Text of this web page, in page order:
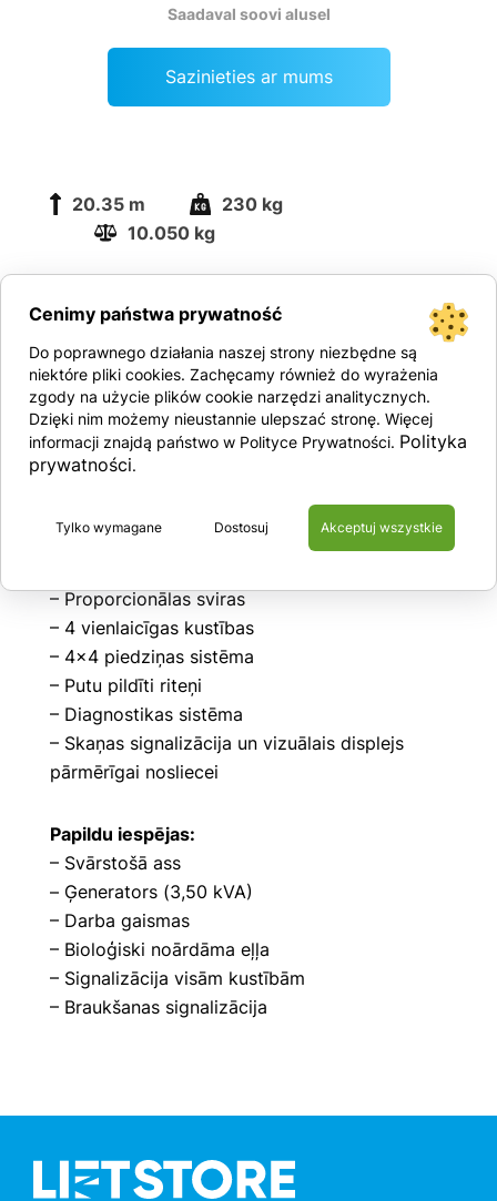
Saadaval soovi alusel
Sazinieties ar mums
20.35 m
230 kg
10.050 kg
Tehniskās specifikācijas:
– Pārkare: 12,00 m
– Celtspēja: 230 kg
– Pacelšanas platums: 2,40 m
– Pacelšanas augstums: 2,70 m
– Pacelšanas garums: 8,50 m
– Proporcionālas sviras
– 4 vienlaicīgas kustības
– 4×4 piedziņas sistēma
– Putu pildīti riteņi
– Diagnostikas sistēma
– Skaņas signalizācija un vizuālais displejs
pārmērīgai nosliecei
Papildu iespējas:
– Svārstošā ass
– Ģenerators (3,50 kVA)
– Darba gaismas
– Bioloģiski noārdāma eļļa
– Signalizācija visām kustībām
– Braukšanas signalizācija
Cenimy państwa prywatność
Do poprawnego działania naszej strony niezbędne są
niektóre pliki cookies. Zachęcamy również do wyrażenia
zgody na użycie plików cookie narzędzi analitycznych.
Dzięki nim możemy nieustannie ulepszać stronę. Więcej
informacji znajdą państwo w Polityce Prywatności. Polityka
prywatności.
Dostosuj
Tylko wymagane Akceptuj wszystkie